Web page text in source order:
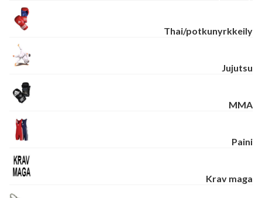
Thai/potkunyrkkeily
Jujutsu
MMA
Paini
Krav maga